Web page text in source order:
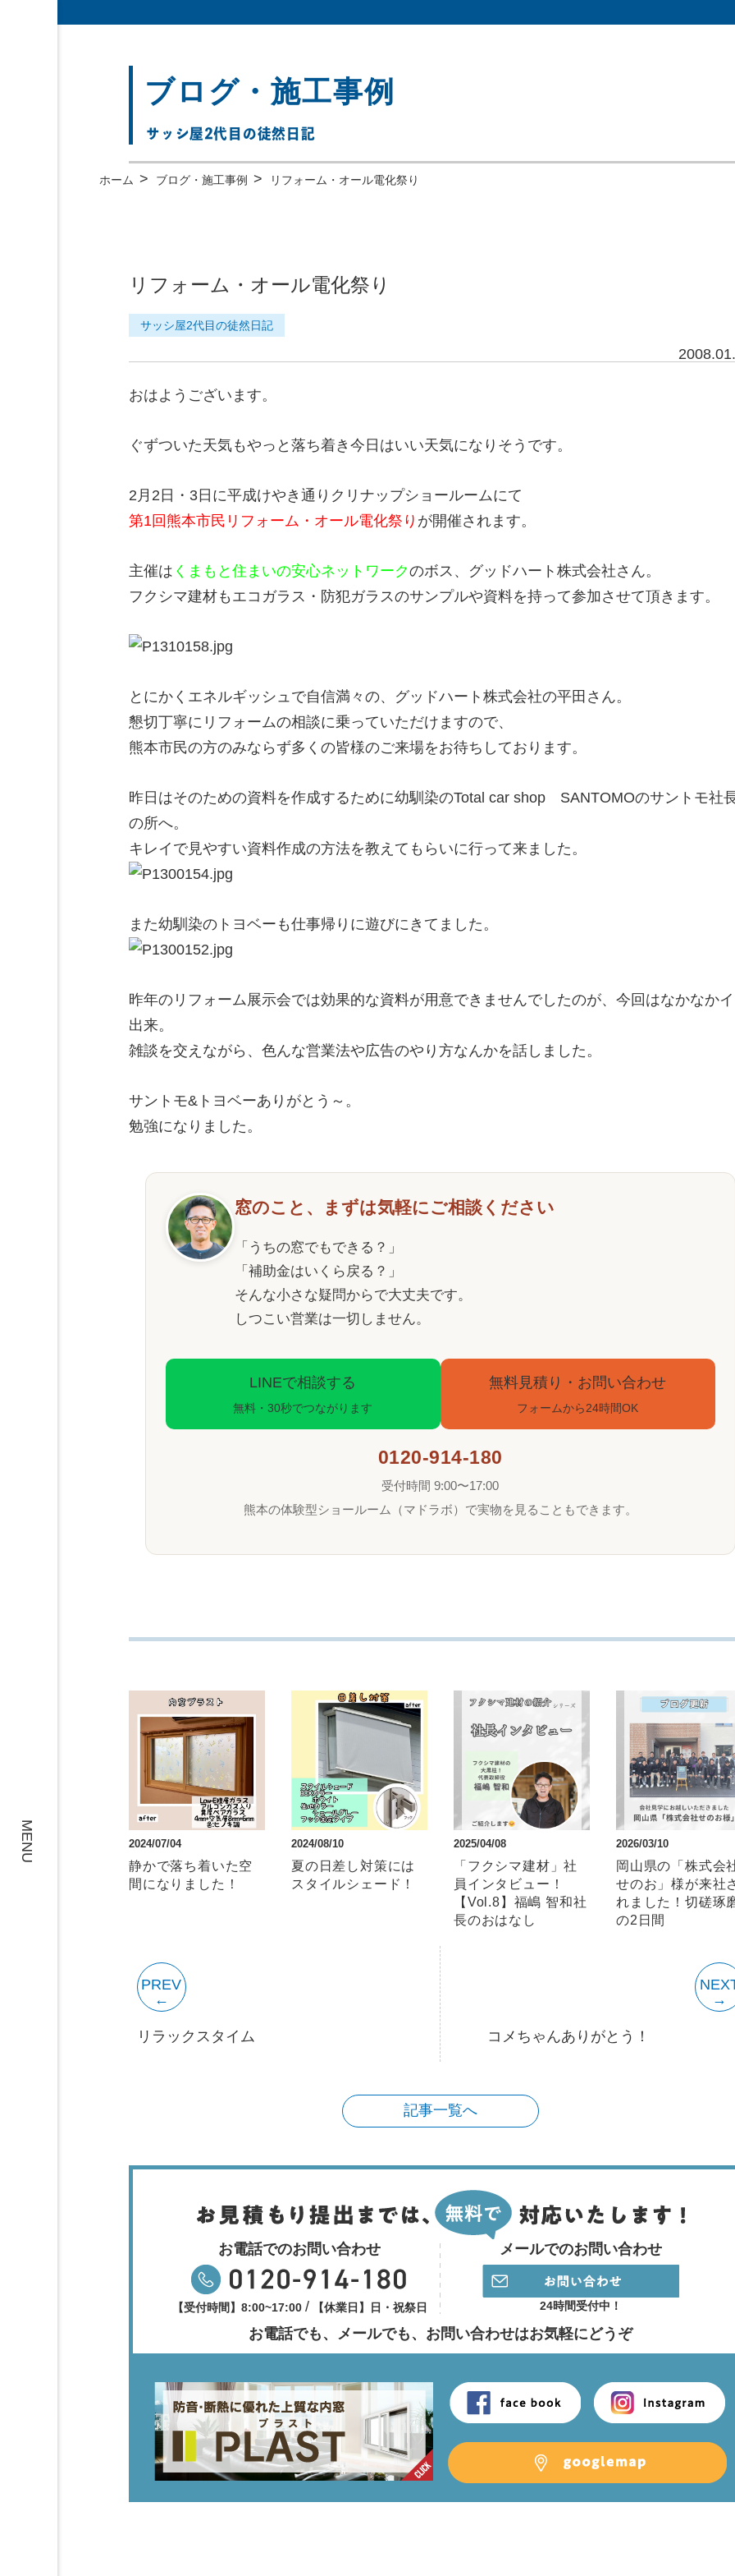
MENU
ブログ・施工事例
サッシ屋2代目の徒然日記
ホーム > ブログ・施工事例 > リフォーム・オール電化祭り
リフォーム・オール電化祭り
サッシ屋2代目の徒然日記
おはようございます。
ぐずついた天気もやっと落ち着き今日はいい天気になりそうです。
2月2日・3日に平成けやき通りクリナップショールームにて
第1回熊本市民リフォーム・オール電化祭り が開催されます。
主催は くまもと住まいの安心ネットワークのボス、 グッドハート株式会社さん。
フクシマ建材もエコガラス・防犯ガラスのサンプルや資料を持って参加させて頂きます。
とにかくエネルギッシュで自信満々の、 グッドハート株式会社の平田さん。
懇切丁寧にリフォームの相談に乗っていただけますので、
熊本市民の方のみならず多くの皆様のご来場をお待ちしております。
昨日はそのための資料を作成するために幼馴染のTotal car shop SANTOMOのサントモ社
の所へ。
キレイで見やすい資料作成の方法を教えてもらいに行って来ました。
また幼馴染のトヨベーも仕事帰りに遊びにきてました。
昨年のリフォーム展示会では効果的な資料が用意できませんでしたのが、今回はなかなかイ
出来。
雑談を交えながら、色んな営業法や広告のやり方なんかを話しました。
サントモ&トヨベーありがとう～。
勉強になりました。
窓のこと、まずは気軽にご相談ください
「うちの窓でもできる？」
「補助金はいくら戻る？」
そんな小さな疑問からで大丈夫です。
しつこい営業は一切しません。
LINEで相談する
無料・30秒でつながります
無料見積り・お問い合わせ
フォームから24時間OK
0120-914-180
受付時間 9:00〜17:00
熊本の体験型ショールーム（マドラボ）で実物を見ることもできます。
2024/07/04
静かで落ち着いた空
間になりました！
2024/08/10
夏の日差し対策には
スタイルシェード！
2025/04/08
「フクシマ建材」社
員インタビュー！
【Vol.8】福嶋 智和社
長のおはなし
2026/03/10
岡山県の「株式会
せのお」様が来社
れました！切磋琢
の2日間
PREV
リラックスタイム コメちゃんありがとう！
記事一覧へ
お電話でのお問い合わせ
【受付時間】8:00~17:00 /【休業日】日・祝祭日
メールでのお問い合わせ
24時間受付中！
お電話でも、メールでも、 お問い合わせはお気軽にどうぞ